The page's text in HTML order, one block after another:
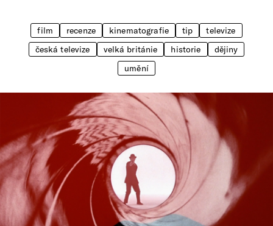
Vše o ČT
film recenze kinematografie tip
televize
česká televize
velká británie historie
dějiny
umění